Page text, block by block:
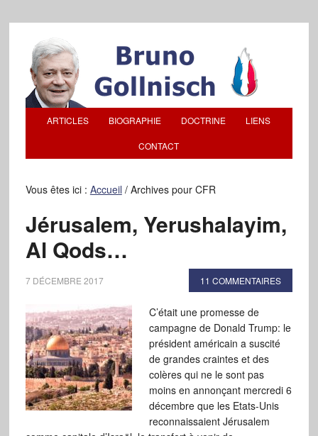
ARTICLES BIOGRAPHIE DOCTRINE LIENS
CONTACT
Vous êtes ici : Accueil /Archives pour CFR
Jérusalem, Yerushalayim,
Al Qods…
7 DÉCEMBRE 2017 11 COMMENTAIRES
C’était une promesse de
campagne de Donald Trump: le
président américain a suscité
de grandes craintes et des
colères qui ne le sont pas
moins en annonçant mercredi 6
décembre que les Etats-Unis
reconnaissaient Jérusalem